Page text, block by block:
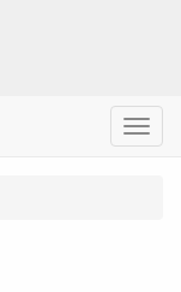
Menu